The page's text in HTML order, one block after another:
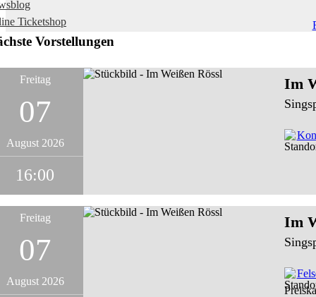
Ticketshop
Vorstellungen
Freitag
07
August 2026
16:00
Im
Freitag
07
August 2026
Im